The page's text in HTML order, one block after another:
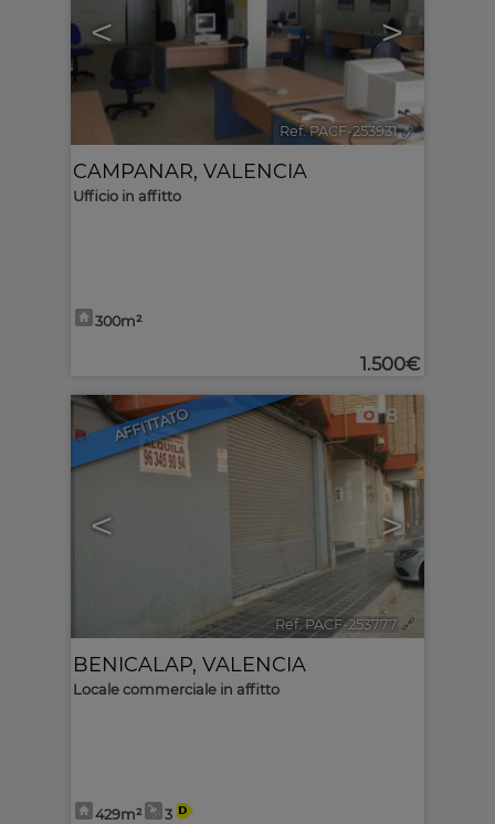
< >
Ref. PACF-253931 🔗
CAMPANAR, VALENCIA
Ufficio in affitto
300m²
1.500€
AFFITTATO
< >
8
Ref. PACF-253777 🔗
BENICALAP, VALENCIA
Locale commerciale in affitto
429m² 3